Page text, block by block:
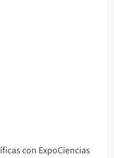
con ExpoCiencias